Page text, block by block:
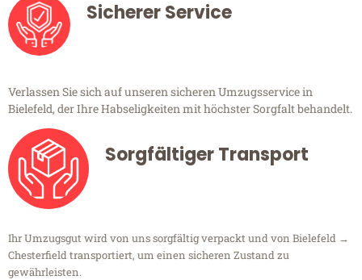
Sicherer Service
Verlassen Sie sich auf unseren sicheren Umzugsservice in
Bielefeld, der Ihre Habseligkeiten mit höchster Sorgfalt behandelt.
Sorgfältiger Transport
Ihr Umzugsgut wird von uns sorgfältig verpackt und von Bielefeld →
Chesterfield transportiert, um einen sicheren Zustand zu
gewährleisten.